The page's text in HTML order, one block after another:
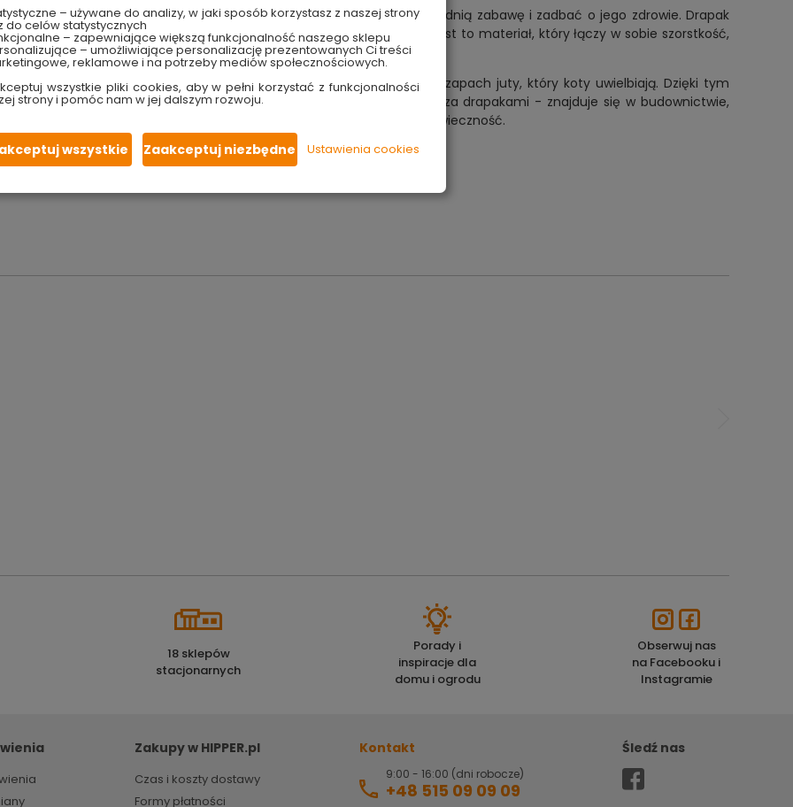
właściciela kota, który chce zapewnić swojemu pupilowi odpowiednią zabawę i zadbać o jego zdrowie. Drapak
firanek, a także wspomaga naturalny proces ścierania pazurów. Jest to materiał, który łączy w sobie szorstkość,
drapaka, który spełni oczekiwania Twojego kota.
i szkodliwych substancji. Dodatkowo posiada charakterystyczny zapach juty, który koty uwielbiają. Dzięki tym
dla Twojego pupila. Lina ma również szerokie zastosowanie poza drapakami - znajduje się w budownictwie,
to materiał ekologiczny, odporny na gnicie, co gwarantuje jej długowieczność.
produkt na rynek Unii Europejskiej:
18 sklepów
stacjonarnych
Porady i
inspiracje dla
domu i ogrodu
Obserwuj nas
na Facebooku i
Instagramie
Zakupy w HIPPER.pl
Czas i koszty dostawy
Formy płatności
Kontakt
9:00 - 16:00 (dni robocze)
+48 515 09 09 09
Śledź nas
– używane do analizy, w jaki sposób korzystasz z naszej strony
do celów statystycznych
– zapewniające większą funkcjonalność naszego sklepu
– umożliwiające personalizację prezentowanych Ci treści
reklamowe i na potrzeby mediów społecznościowych.
wszystkie pliki cookies, aby w pełni korzystać z funkcjonalności
strony i pomóc nam w jej dalszym rozwoju.
wszystkie Zaakceptuj niezbędne Ustawienia cookies